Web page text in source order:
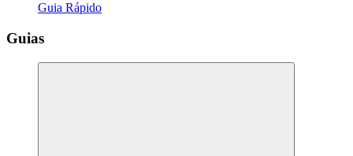
Guia Rápido
Guias